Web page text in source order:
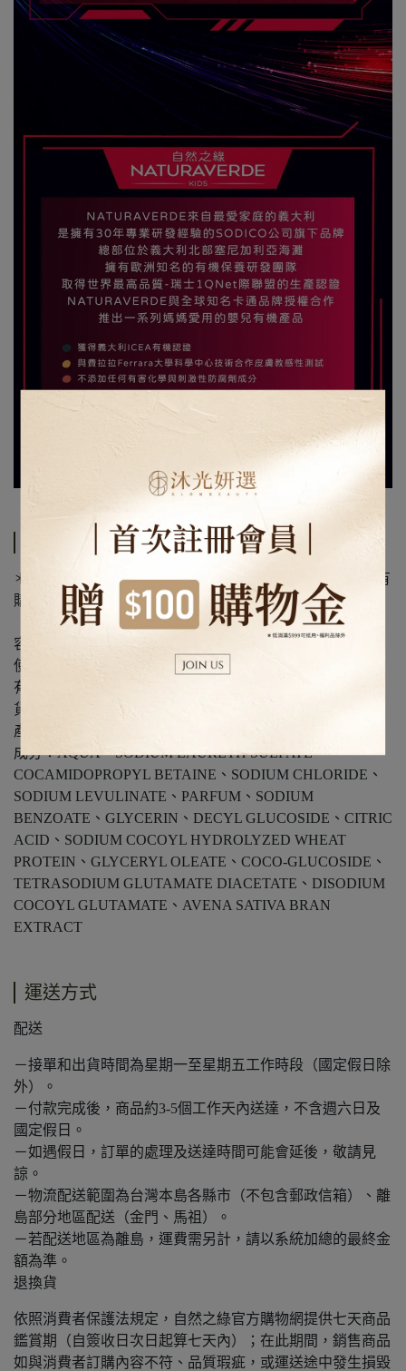
＊請勿讓幼兒誤食。本產品不可拆封或試用，請務必確認有
購買需求後再拆封。
容量：300ml
使用方法：取適量清潔全身肌膚，輕輕搓揉後溫水洗淨。
有效期間：5年
貨源：公司貨
產地：義大利
成分：AQUA、SODIUM LAURETH SULFATE、
COCAMIDOPROPYL BETAINE、SODIUM CHLORIDE、
SODIUM LEVULINATE、PARFUM、SODIUM
BENZOATE、GLYCERIN、DECYL GLUCOSIDE、CITRIC
ACID、SODIUM COCOYL HYDROLYZED WHEAT
PROTEIN、GLYCERYL OLEATE、COCO-GLUCOSIDE、
TETRASODIUM GLUTAMATE DIACETATE、DISODIUM
COCOYL GLUTAMATE、AVENA SATIVA BRAN
EXTRACT
運送方式
配送
－接單和出貨時間為星期一至星期五工作時段（國定假日除
外）。
－付款完成後，商品約3-5個工作天內送達，不含週六日及
國定假日。
－如遇假日，訂單的處理及送達時間可能會延後，敬請見
諒。
－物流配送範圍為台灣本島各縣市（不包含郵政信箱）、離
島部分地區配送（金門、馬祖）。
－若配送地區為離島，運費需另計，請以系統加總的最終金
額為準。
退換貨
依照消費者保護法規定，自然之綠官方購物網提供七天商品
鑑賞期（自簽收日次日起算七天內）；在此期間，銷售商品
如與消費者訂購內容不符、品質瑕疵，或運送途中發生損毀